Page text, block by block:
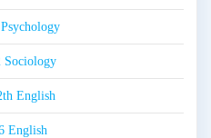
Sociology
English
English